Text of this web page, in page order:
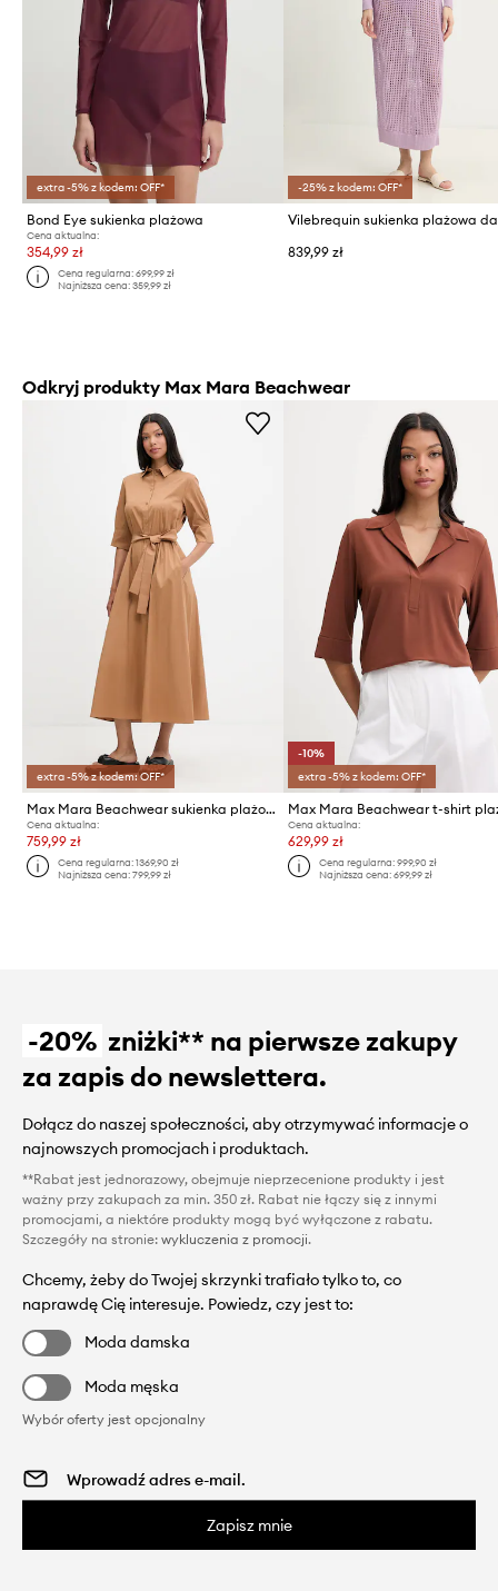
extra -5% z kodem: OFF*
Bond Eye sukienka plażowa
Cena aktualna:
354,99 zł
Cena regularna:699,99 zł
Najniższa cena:359,99 zł
-25% z kodem: OFF*
839,99 zł
Odkryj produkty Max Mara Beachwear
extra -5% z kodem: OFF*
Max Mara Beachwear sukienka plażowa damska COGNAC
Cena aktualna:
759,99 zł
Cena regularna:1369,90 zł
Najniższa cena:799,99 zł
-10%
extra -5% z kodem: OFF*
Cena aktualna:
629,99 zł
Cena regularna: 999,90 zł
Najniższa cena: 699,99 zł
-20% zniżki** na pierwsze zakupy
za zapis do newslettera.
Dołącz do naszej społeczności, aby otrzymywać informacje o
najnowszych promocjach i produktach.
**Rabat jest jednorazowy, obejmuje nieprzecenione produkty i jest
ważny przy zakupach za min. 350 zł. Rabat nie łączy się z innymi
promocjami, a niektóre produkty mogą być wyłączone z rabatu.
Szczegóły na stronie: wykluczenia z promocji.
Chcemy, żeby do Twojej skrzynki trafiało tylko to, co
naprawdę Cię interesuje. Powiedz, czy jest to:
Moda damska
Moda męska
Wybór oferty jest opcjonalny
Zapisz mnie